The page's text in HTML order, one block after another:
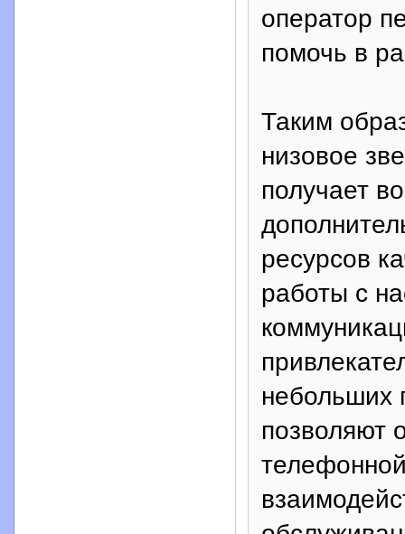
оператор
помочь в
Таким
низовое
получает
ресурсов
работы с
небольших
позволяют
телефонной